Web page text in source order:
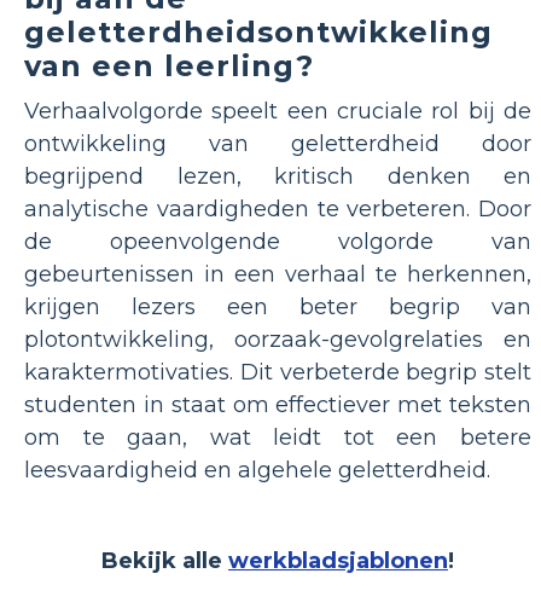
geletterdheidsontwikkeling
van een leerling?
Verhaalvolgorde speelt een cruciale rol bij de
ontwikkeling van geletterdheid door
begrijpend lezen, kritisch denken en
analytische vaardigheden te verbeteren. Door
de opeenvolgende volgorde van
gebeurtenissen in een verhaal te herkennen,
krijgen lezers een beter begrip van
plotontwikkeling, oorzaak-gevolgrelaties en
karaktermotivaties. Dit verbeterde begrip stelt
studenten in staat om effectiever met teksten
om te gaan, wat leidt tot een betere
leesvaardigheid en algehele geletterdheid.
Bekijk alle werkbladsjablonen!